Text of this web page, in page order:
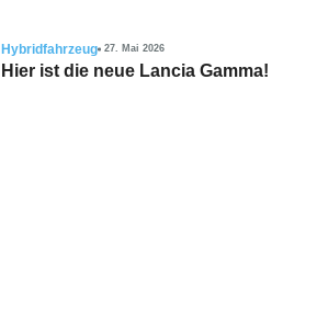
Hybridfahrzeug 27. Mai 2026
Hier ist die neue Lancia Gamma!